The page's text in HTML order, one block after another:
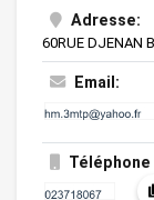
Adresse:
60RUE DJENAN
Email: